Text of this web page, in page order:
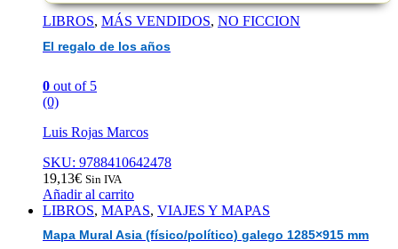
LIBROS, MÁS VENDIDOS, NO FICCION
El regalo de los años
0 out of 5
(0)
Luis Rojas Marcos
SKU: 9788410642478
19,13€ Sin IVA
Añadir al carrito
LIBROS, MAPAS, VIAJES Y MAPAS
Mapa Mural Asia (físico/político) galego 1285×915 mm